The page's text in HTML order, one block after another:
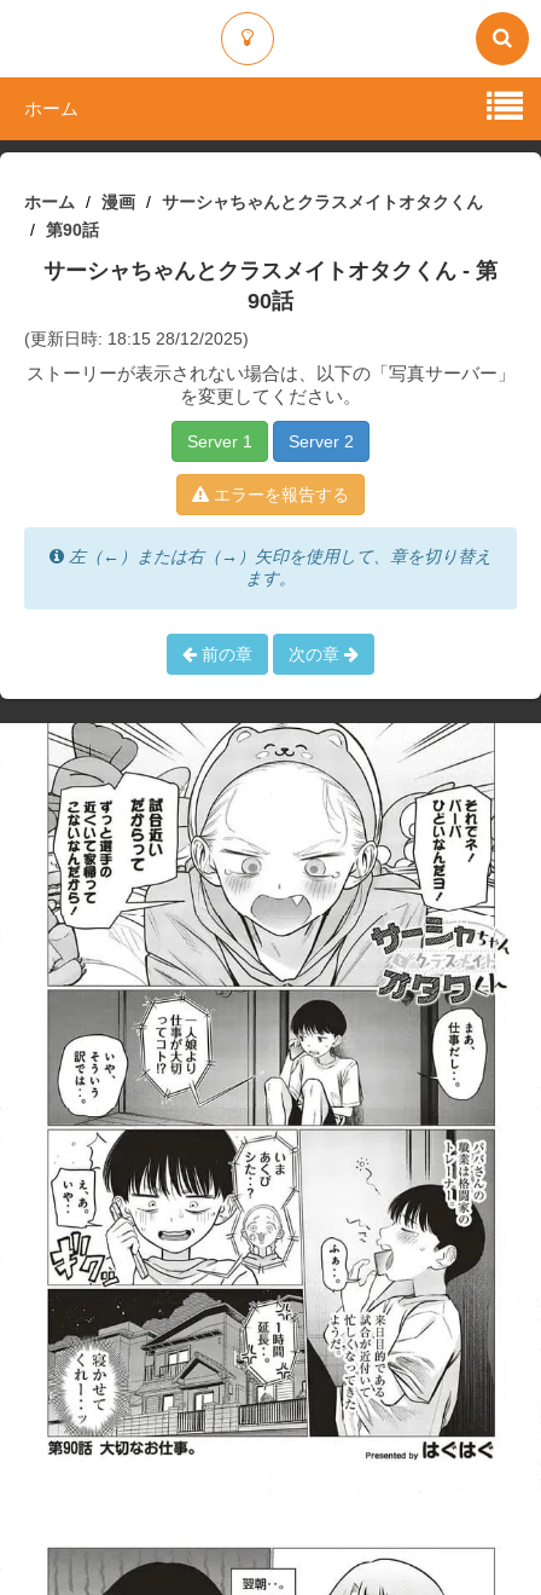
ホーム
ホーム 漫画
サーシャちゃんとクラスメイトオタクくん
第90話
サーシャちゃんとクラスメイトオタクくん - 第
90話
(更新日時: 18:15 28/12/2025)
ストーリーが表示されない場合は、以下の「写真サーバー」
を変更してください。
Server 1 Server 2
エラーを報告する
左（←）または右（→）矢印を使用して、章を切り替え
ます。
前の章 次の章